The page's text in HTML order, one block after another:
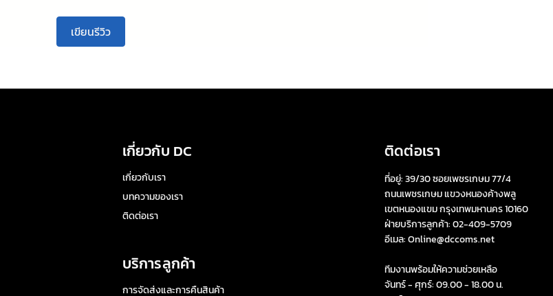
เขียนรีวิว
เกี่ยวกับ DC
เกี่ยวกับเรา
บทความของเรา
ติดต่อเรา
บริการลูกค้า
การจัดส่งและการคืนสินค้า
ติดต่อเรา
ที่อยู่:39/30 ซอยเพชรเกษม 77/4
ถนนเพชรเกษม แขวงหนองค้างพลู
เขตหนองแขม กรุงเทพมหานคร 10160
ฝ่ายบริการลูกค้า: 02-409-5709
อีเมล:Online@dccoms.net
ทีมงานพร้อมให้ความช่วยเหลือ
จันทร์ - ศุกร์: 09.00 - 18.00 น.